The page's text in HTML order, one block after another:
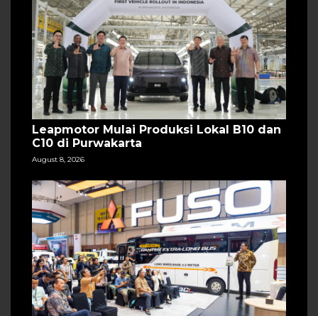
Leapmotor Mulai Produksi Lokal B10 dan
C10 di Purwakarta
August 8, 2026